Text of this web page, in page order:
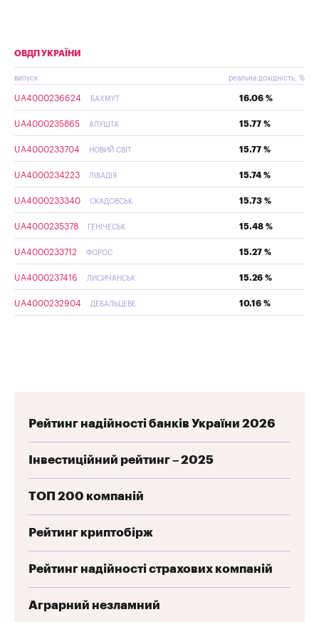
ОВДП УКРАЇНИ
випуск реальна дохідність, %
UA4000236624 БАХМУТ 16.06 %
UA4000235865 АЛУШТА 15.77 %
UA4000233704 НОВИЙ СВІТ 15.77 %
UA4000234223 ЛІВАДІЯ 15.74 %
UA4000233340 СКАДОВСЬК 15.73 %
UA4000235378 ГЕНІЧЕСЬК 15.48 %
UA4000233712 ФОРОС 15.27 %
UA4000237416 ЛИСИЧАНСЬК 15.26 %
UA4000232904 ДЕБАЛЬЦЕВЕ 10.16 %
Рейтинг надійності банків України 2026
Інвестиційний рейтинг – 2025
ТОП 200 компаній
Рейтинг криптобірж
Рейтинг надійності страхових компаній
Аграрний незламний